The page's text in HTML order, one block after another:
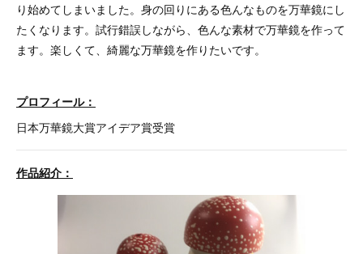
り始めてしまいました。身の回りにある色んなものを万華鏡にし
たくなります。試行錯誤しながら、色んな素材で万華鏡を作って
ます。楽しくて、綺麗な万華鏡を作りたいです。
プロフィール：
日本万華鏡大賞アイデア賞受賞
作品紹介：